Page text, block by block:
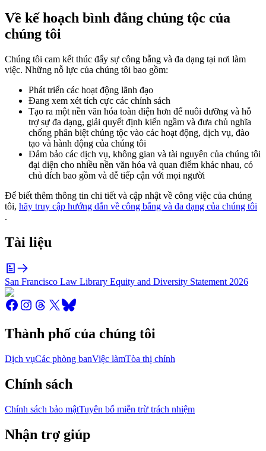
Về kế hoạch bình đẳng chủng tộc của
chúng tôi
Chúng tôi cam kết thúc đẩy sự công bằng và đa dạng tại nơi làm
việc. Những nỗ lực của chúng tôi bao gồm:
Phát triển các hoạt động lãnh đạo
Đang xem xét tích cực các chính sách
Tạo ra một nền văn hóa toàn diện hơn để nuôi dưỡng và hỗ
trợ sự đa dạng, giải quyết định kiến ngầm và đưa chủ nghĩa
chống phân biệt chủng tộc vào các hoạt động, dịch vụ, đào
tạo và hành động của chúng tôi
Đảm bảo các dịch vụ, không gian và tài nguyên của chúng tôi
đại diện cho nhiều nền văn hóa và quan điểm khác nhau, có
chủ đích bao gồm và dễ tiếp cận với mọi người
Để biết thêm thông tin chi tiết và cập nhật về công việc của chúng
tôi, hãy truy cập hướng dẫn về công bằng và đa dạng của chúng tôi
.
Tài liệu
San Francisco Law Library Equity and Diversity Statement 2026
Thành phố của chúng tôi
Dịch vụCác phòng banViệc làmTòa thị chính
Chính sách
Chính sách bảo mậtTuyên bố miễn trừ trách nhiệm
Nhận trợ giúp